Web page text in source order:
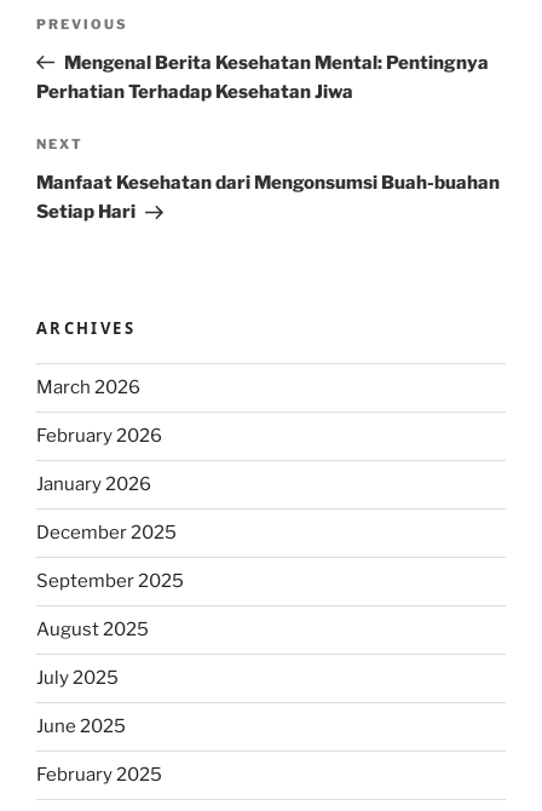
Previous
Post
PREVIOUS
Mengenal Berita Kesehatan Mental: Pentingnya
Perhatian Terhadap Kesehatan Jiwa
Next
Post
NEXT
Manfaat Kesehatan dari Mengonsumsi Buah-buahan
Setiap Hari
ARCHIVES
March 2026
February 2026
January 2026
December 2025
September 2025
August 2025
July 2025
June 2025
February 2025